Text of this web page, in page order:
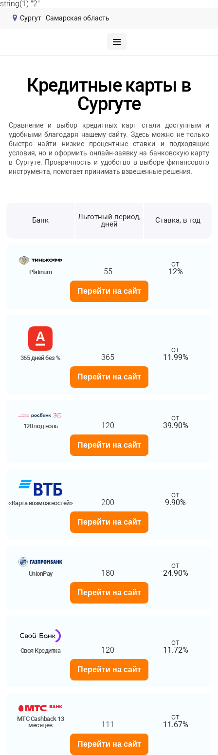
string(1) "2"
Сургут Самарская область
Кредитные карты в
Сургуте
Сравнение и выбор кредитных карт стали доступным и
удобными благодаря нашему сайту. Здесь можно не только
быстро найти низкие процентные ставки и подходящие
условия, но и оформить онлайн-заявку на банковскую карту
в Сургуте. Прозрачность и удобство в выборе финансового
инструмента, помогает принимать взвешенные решения.
Банк
Льготный период,
дней
Ставка, в год
Platinum 55
от
12%
Перейти на сайт
365 дней без % 365
от
11.99%
Перейти на сайт
120 под ноль 120
от
39.90%
Перейти на сайт
«Карта возможностей» 200
от
9.90%
Перейти на сайт
UnionPay 180
от
24.90%
Перейти на сайт
Своя Кредитка 120
от
11.72%
Перейти на сайт
МТС Cashback 13
месяцев
111
от
11.67%
Перейти на сайт